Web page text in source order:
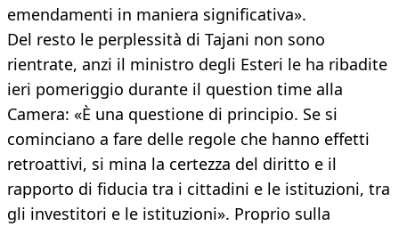
emendamenti in maniera significativa».
Del resto le perplessità di Tajani non sono
rientrate, anzi il ministro degli Esteri le ha ribadite
ieri pomeriggio durante il question time alla
Camera: «È una questione di principio. Se si
cominciano a fare delle regole che hanno effetti
retroattivi, si mina la certezza del diritto e il
rapporto di fiducia tra i cittadini e le istituzioni, tra
gli investitori e le istituzioni». Proprio sulla